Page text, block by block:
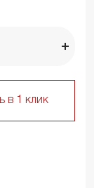
в 1 клик